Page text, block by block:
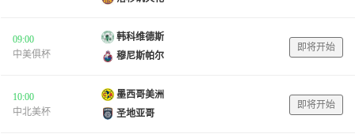
09:00
中美俱杯
韩科维德斯
穆尼斯帕尔
即将开始
10:00
中北美杯
墨西哥美洲
圣地亚哥
即将开始